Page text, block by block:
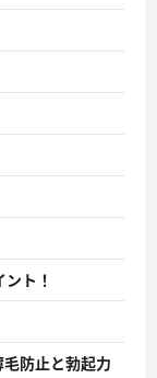
ト！
防止と勃起力